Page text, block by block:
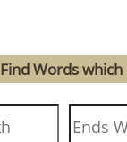
Find Words which